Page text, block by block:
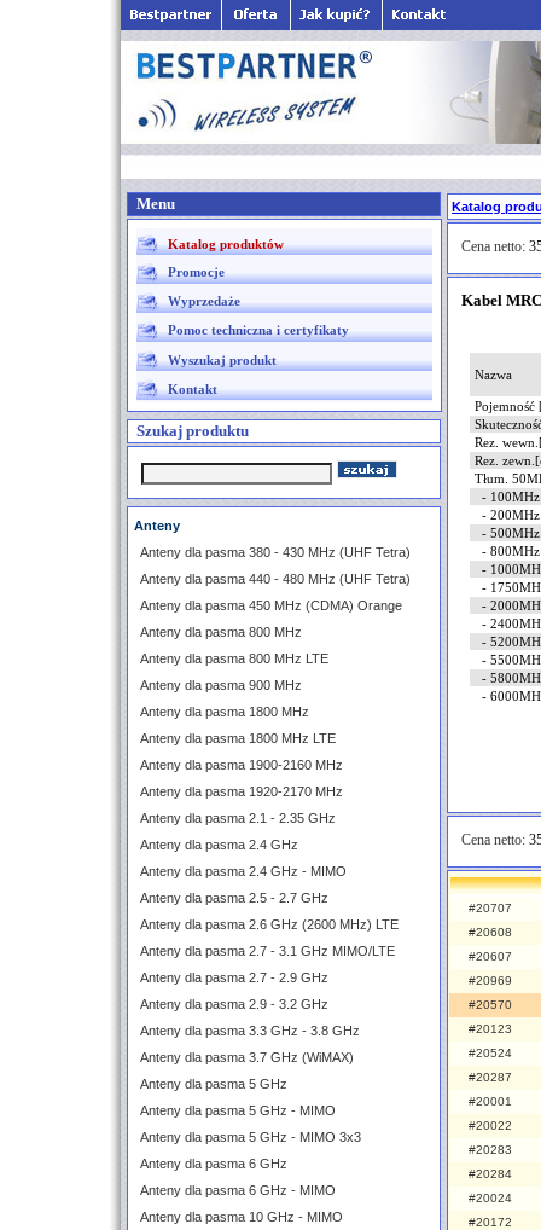
Menu
Katalog produktów
Promocje
Wyprzedaże
Pomoc techniczna i certyfikaty
Wyszukaj produkt
Kontakt
Szukaj produktu
Anteny
Anteny dla pasma 380 - 430 MHz (UHF Tetra)
Anteny dla pasma 440 - 480 MHz (UHF Tetra)
Anteny dla pasma 450 MHz (CDMA) Orange
Anteny dla pasma 800 MHz
Anteny dla pasma 800 MHz LTE
Anteny dla pasma 900 MHz
Anteny dla pasma 1800 MHz
Anteny dla pasma 1800 MHz LTE
Anteny dla pasma 1900-2160 MHz
Anteny dla pasma 1920-2170 MHz
Anteny dla pasma 2.1 - 2.35 GHz
Anteny dla pasma 2.4 GHz
Anteny dla pasma 2.4 GHz - MIMO
Anteny dla pasma 2.5 - 2.7 GHz
Anteny dla pasma 2.6 GHz (2600 MHz) LTE
Anteny dla pasma 2.7 - 3.1 GHz MIMO/LTE
Anteny dla pasma 2.7 - 2.9 GHz
Anteny dla pasma 2.9 - 3.2 GHz
Anteny dla pasma 3.3 GHz - 3.8 GHz
Anteny dla pasma 3.7 GHz (WiMAX)
Anteny dla pasma 5 GHz
Anteny dla pasma 5 GHz - MIMO
Anteny dla pasma 5 GHz - MIMO 3x3
Anteny dla pasma 6 GHz
Anteny dla pasma 6 GHz - MIMO
Anteny dla pasma 10 GHz - MIMO
Katalog
Cena netto:
Kabel
Nazwa
Pojemność
Rez.
Rez.
Tłum.
-
-
-
-
-
-
-
-
-
-
-
-
Cena netto:
#20707
#20608
#20607
#20969
#20570
#20123
#20524
#20287
#20001
#20022
#20283
#20284
#20024
#20172